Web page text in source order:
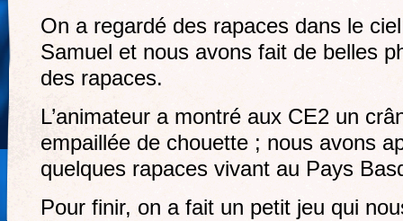
On a regardé des rapaces dans le
Samuel et nous avons fait de belles
des rapaces.
L’animateur a montré aux CE2 un
empaillée de chouette ; nous avons
quelques rapaces vivant au Pays
Pour finir, on a fait un petit jeu qui